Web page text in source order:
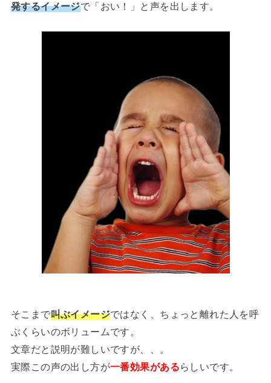
発するイメージで「おい！」と声を出します。
そこまで叫ぶイメージではなく、ちょっと離れた人を呼
ぶくらいのボリュームです。
文章だと説明が難しいですが、、。
実際この声の出し方が一番効果があるらしいです。